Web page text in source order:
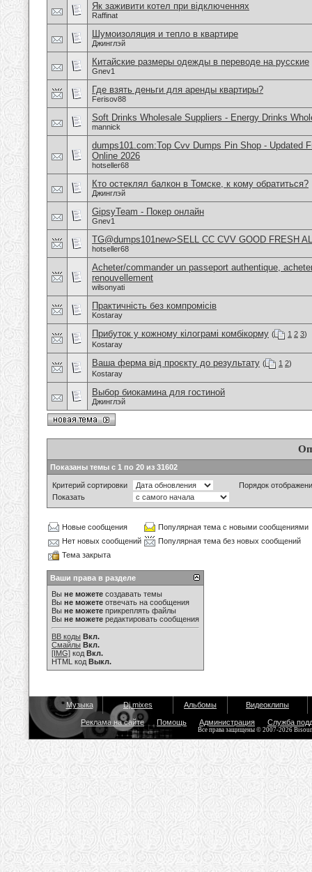
Як заживити котел при відключеннях
Raffinat
Шумоизоляция и тепло в квартире
Джинглэй
Китайские размеры одежды в переводе на русские
Gnev1
Где взять деньги для аренды квартиры?
Ferisov88
Soft Drinks Wholesale Suppliers - Energy Drinks
mannick
dumps101.com:Top Cvv Dumps Pin Shop - Updated
Online 2026
hotseller68
Кто остеклял балкон в Томске, к кому обратиться?
Джинглэй
GipsyTeam - Покер онлайн
Gnev1
TG@dumps101new>SELL CC CVV GOOD FRESH
hotseller68
Acheter/commander un passeport authentique,
renouvellement
wilsonyati
Практичність без компромісів
Kostaray
Прибуток у кожному кілограмі комбікорму ( 1 2 3)
Kostaray
Ваша ферма від проєкту до результату ( 1 2)
Kostaray
Выбор биокамина для гостиной
Джинглэй
Показаны темы с 1 по 20 из 31602
Критерий сортировки
Порядок
Показать
Новые сообщения
Популярная тема с новыми сообщениями
Нет новых сообщений
Популярная тема без новых сообщений
Тема закрыта
Ваши права в разделе
Вы не можете создавать темы
Вы не можете отвечать на сообщения
Вы не можете прикреплять файлы
Вы не можете редактировать сообщения
BB коды Вкл.
Смайлы Вкл.
[IMG] код Вкл.
HTML код Выкл.
Музыка Dj mixes Альбомы Видеоклипы
Реклама на сайте Помощь Администрация Служба
Все права защищены © 2007-2026